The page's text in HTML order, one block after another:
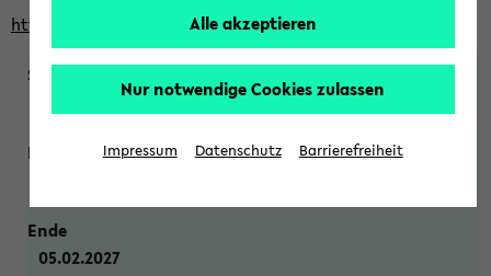
https://ekvv.uni-bielefeld.de/ws/calendar?vz
WiSe 2026/2027
05.02.2027
Alle akzeptieren
Nur notwendige Cookies zulassen
Impressum Datenschutz Barrierefreiheit